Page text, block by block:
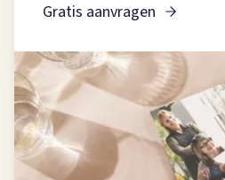
Gratis aanvragen